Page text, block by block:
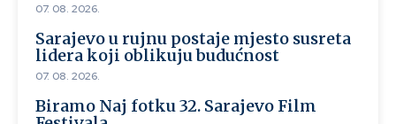
07. 08. 2026.
Sarajevo u rujnu postaje mjesto susreta
lidera koji oblikuju budućnost
07. 08. 2026.
Biramo Naj fotku 32. Sarajevo Film